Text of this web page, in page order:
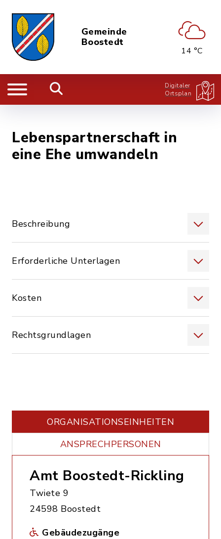
Gemeinde
Boostedt
14 °C
Digitaler
Ortsplan
Lebenspartnerschaft in
eine Ehe umwandeln
Beschreibung
Erforderliche Unterlagen
Kosten
Rechtsgrundlagen
ORGANISATIONS­EINHEITEN
ANSPRECHPERSONEN
Amt Boostedt-Rickling
Twiete 9
24598 Boostedt
Gebäudezugänge